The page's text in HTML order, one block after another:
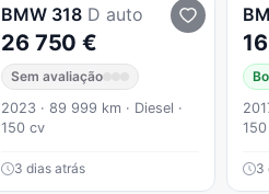
BMW 318 D auto
26 750 €
Sem avaliação
2023 · 89 999 km · Diesel ·
150 cv
3 dias atrás 3